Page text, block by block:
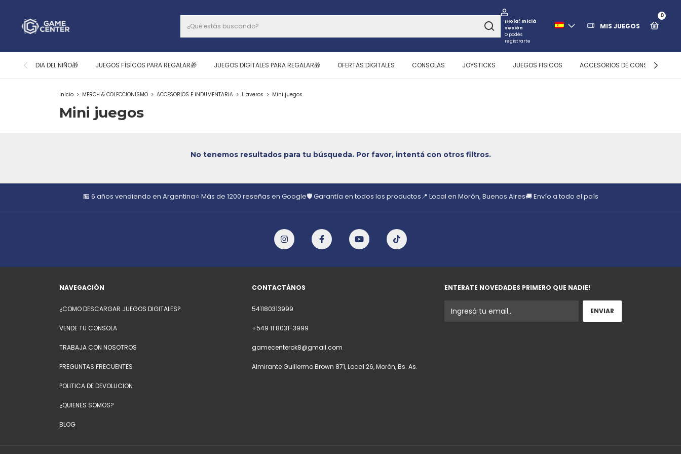
¡Hola! Iniciá
sesión
O podés
registrarte
MIS JUEGOS
0
DIA DEL NIÑO🎁 JUEGOS FÍSICOS PARA REGALAR🎁 JUEGOS DIGITALES PARA REGALAR🎁 OFERTAS DIGITALES CONSOLAS JOYSTICKS JUEGOS FISICOS ACCESORIOS DE CONSOLAS
Inicio > MERCH & COLECCIONISMO > ACCESORIOS E INDUMENTARIA > Llaveros > Mini juegos
Mini juegos
No tenemos resultados para tu búsqueda. Por favor, intentá con otros filtros.
🏪 6 años vendiendo en Argentina⭐ Más de 1200 reseñas en Google🛡️ Garantía en todos los productos📍 Local en Morón, Buenos Aires🚚 Envío a todo el país
NAVEGACIÓN
¿COMO DESCARGAR JUEGOS DIGITALES?
VENDE TU CONSOLA
TRABAJA CON NOSOTROS
PREGUNTAS FRECUENTES
POLITICA DE DEVOLUCION
¿QUIENES SOMOS?
BLOG
CONTACTÁNOS
541180313999
+549 11 8031-3999
gamecenterok8@gmail.com
Almirante Guillermo Brown 871, Local 26, Morón, Bs. As.
ENTERATE NOVEDADES PRIMERO QUE NADIE!